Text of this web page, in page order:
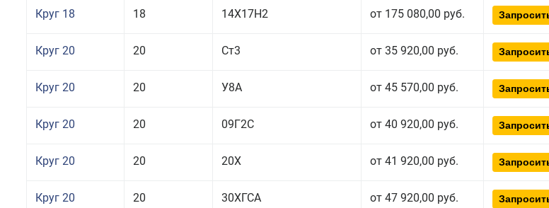
Круг 18 18 14Х17Н2 от 175 080,00 руб.
Круг 20 20 Ст3 от 35 920,00 руб.
Круг 20 20 У8А от 45 570,00 руб.
Круг 20 20 09Г2С от 40 920,00 руб.
Круг 20 20 20Х от 41 920,00 руб.
Круг 20 20 30ХГСА от 47 920,00 руб.